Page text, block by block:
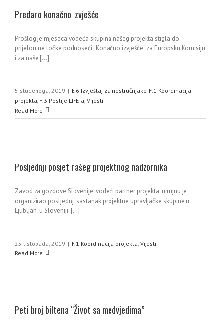
Predano konačno izvješće
Prošlog je mjeseca vodeća skupina našeg projekta stigla do
prijelomne točke podnoseći „Konačno izvješće“ za Europsku Komisiju
i za naše [...]
5 studenoga, 2019 | E.6 Izvještaj za nestručnjake F.1 Koordinacija
projekta F.3 Poslije LIFE-a Vijesti
Read More
Posljednji posjet našeg projektnog nadzornika
Zavod za gozdove Slovenije, vodeći partner projekta, u rujnu je
organizirao posljednji sastanak projektne upravljačke skupine u
Ljubljani u Sloveniji. [...]
25 listopada, 2019 | F.1 Koordinacija projekta Vijesti
Read More
Peti broj biltena “Život sa medvjedima”